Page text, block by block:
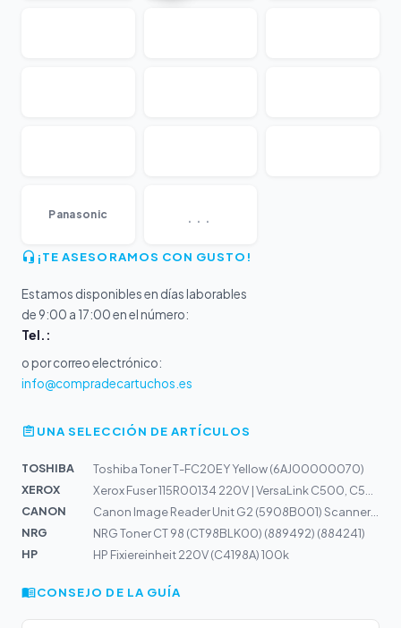
Panasonic ...
¡TE ASESORAMOS CON GUSTO!
Estamos disponibles en días laborables
de 9:00 a 17:00 en el número:
Tel.:
o por correo electrónico:
info@compradecartuchos.es
UNA SELECCIÓN DE ARTÍCULOS
TOSHIBA
Toshiba Toner T-FC20EY Yellow (6AJ00000070)
XEROX
CANON
NRG
NRG Toner CT 98 (CT98BLK00) (889492) (884241)
HP
HP Fixiereinheit 220V (C4198A) 100k
CONSEJO DE LA GUÍA